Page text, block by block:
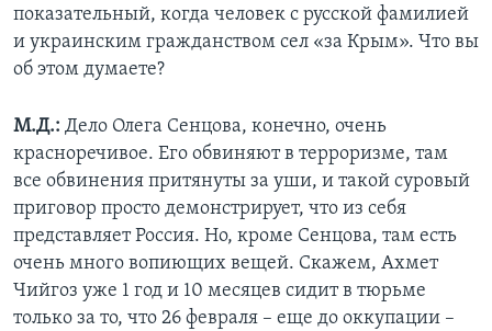
показательный, когда человек с русской фамилией
и украинским гражданством сел «за Крым». Что вы
об этом думаете?
М.Д.: Дело Олега Сенцова, конечно, очень
красноречивое. Его обвиняют в терроризме, там
все обвинения притянуты за уши, и такой суровый
приговор просто демонстрирует, что из себя
представляет Россия. Но, кроме Сенцова, там есть
очень много вопиющих вещей. Скажем, Ахмет
Чийгоз уже 1 год и 10 месяцев сидит в тюрьме
только за то, что 26 февраля – еще до оккупации –